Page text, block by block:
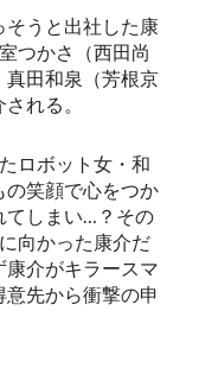
そうと出社した康
つかさ（西田尚
真田和泉（芳根京
れる。
ロボット女・和
の笑顔で心をつか
てしまい…？その
向かった康介だ
介がキラースマ
先から衝撃の申